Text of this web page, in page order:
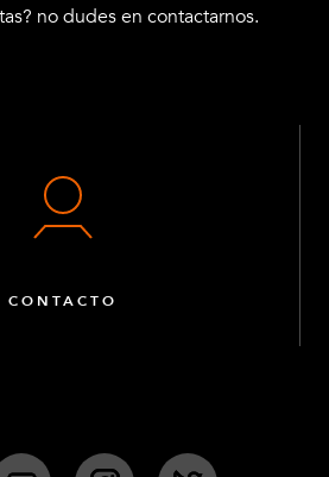
no dudes en contactarnos.
CONTACTO